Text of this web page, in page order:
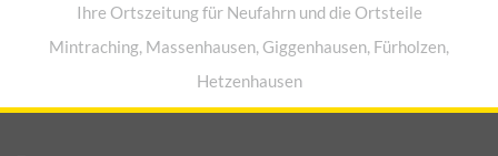
Ihre Ortszeitung für Neufahrn und die Ortsteile
Mintraching, Massenhausen, Giggenhausen, Fürholzen,
Hetzenhausen